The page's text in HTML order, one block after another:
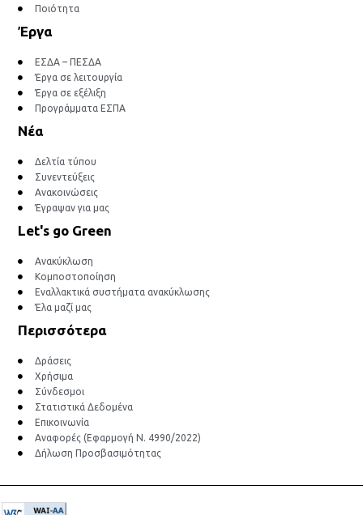
Ποιότητα
Έργα
ΕΣΔΑ – ΠΕΣΔΑ
Έργα σε λειτουργία
Έργα σε εξέλιξη
Προγράμματα ΕΣΠΑ
Νέα
Δελτία τύπου
Συνεντεύξεις
Ανακοινώσεις
Έγραψαν για μας
Let's go Green
Ανακύκλωση
Κομποστοποίηση
Εναλλακτικά συστήματα ανακύκλωσης
Έλα μαζί μας
Περισσότερα
Δράσεις
Χρήσιμα
Σύνδεσμοι
Στατιστικά Δεδομένα
Επικοινωνία
Αναφορές (Εφαρμογή Ν. 4990/2022)
Δήλωση Προσβασιμότητας